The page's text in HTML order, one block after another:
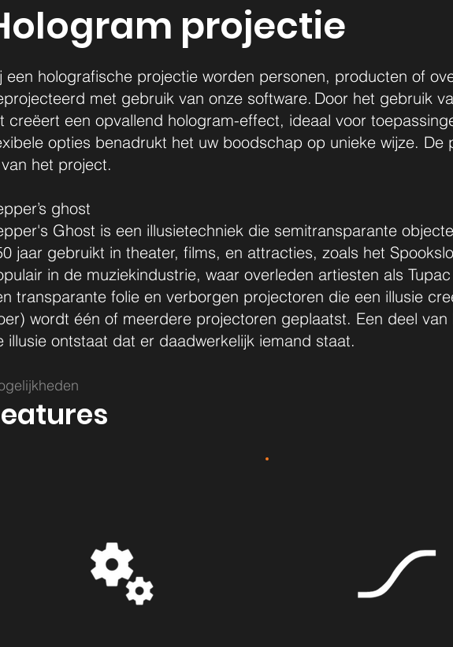
projectie
een holografische projectie worden personen, producten of
met gebruik van onze software. Door het gebruik
creëert een opvallend hologram-effect, ideaal voor
opties benadrukt het uw boodschap op unieke wijze.
het project.
ghost
Ghost is een illusietechniek die semitransparante
jaar gebruikt in theater, films, en attracties, zoals het
in de muziekindustrie, waar overleden artiesten als
transparante folie en verborgen projectoren die een illusie
wordt één of meerdere projectoren geplaatst. Een deel
illusie ontstaat dat er daadwerkelijk iemand staat.